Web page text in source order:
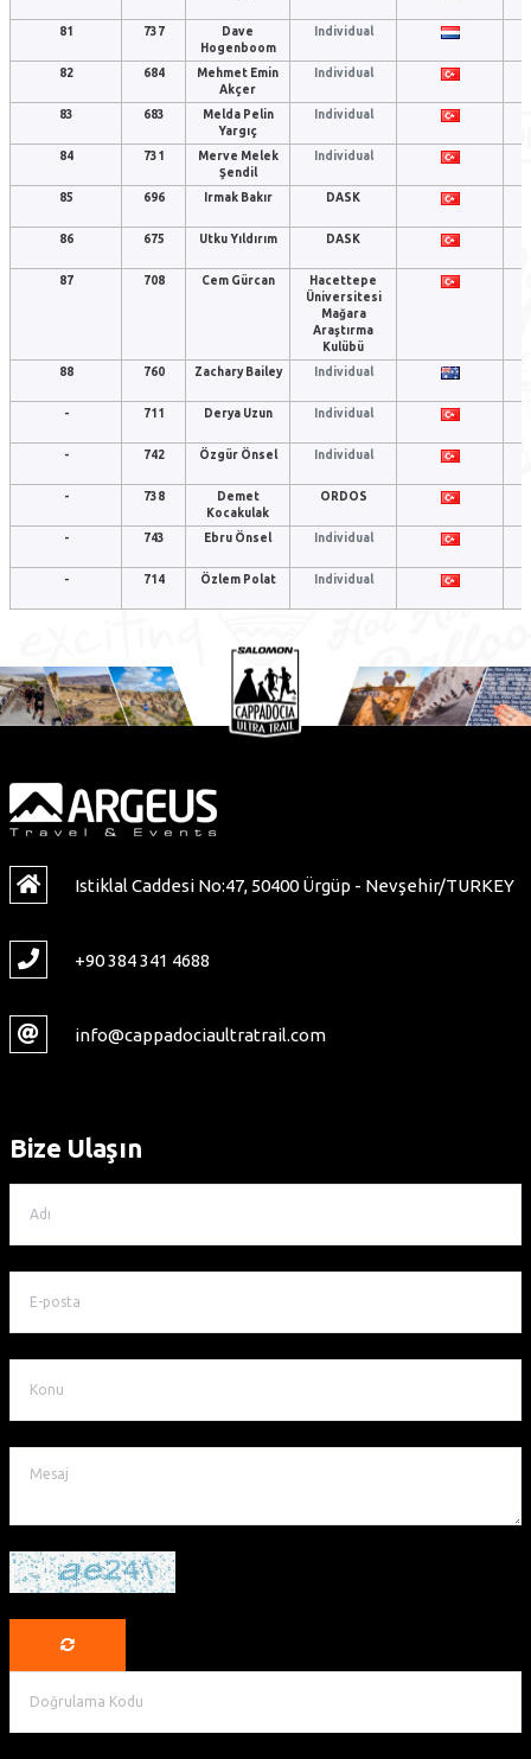
81 737
Dave
Hogenboom
Individual
82 684
Mehmet Emin
Akçer
Individual
83 683
Melda Pelin
Yargıç
Individual
84 731
Merve Melek
Şendil
Individual
85 696 Irmak Bakır DASK
86 675 Utku Yıldırım DASK
87 708 Cem Gürcan
Hacettepe
Üniversitesi
Mağara
Araştırma
Kulübü
88
760 Zachary Bailey Individual
- 711 Derya Uzun Individual
- 742 Özgür Önsel Individual
- 738
Demet
Kocakulak
ORDOS
- 743 Ebru Önsel Individual
- 714 Özlem Polat Individual
Istiklal Caddesi No:47, 50400 Ürgüp - Nevşehir/TURKEY
+90 384 341 4688
info@cappadociaultratrail.com
Bize Ulaşın